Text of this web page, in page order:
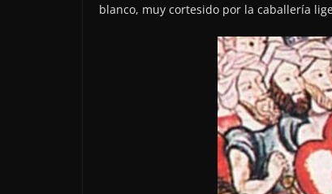
blanco, muy cortesido por la caballería